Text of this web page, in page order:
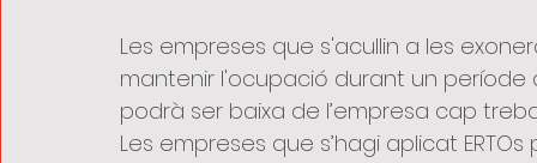
Les empreses que s'acullin a les
mantenir l'ocupació durant un
podrà ser baixa de l’empresa cap
Les empreses que s’hagi aplicat